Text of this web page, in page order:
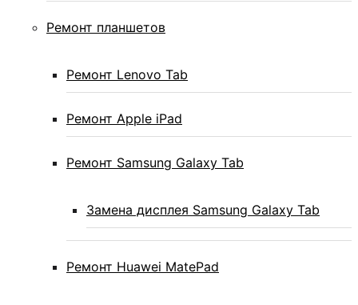
Ремонт планшетов
Ремонт Lenovo Tab
Ремонт Apple iPad
Ремонт Samsung Galaxy Tab
Замена дисплея Samsung Galaxy Tab
Ремонт Huawei MatePad